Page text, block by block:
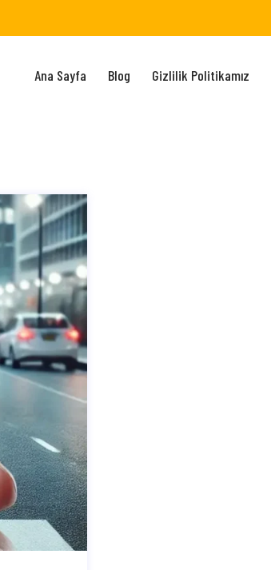
Ana Sayfa Blog Gizlilik Politikamız